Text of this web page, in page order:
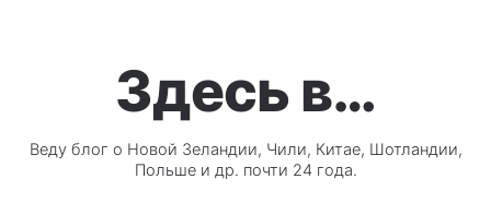
Здесь в…
Веду блог о Новой Зеландии, Чили, Китае, Шотландии,
Польше и др. почти 24 года.